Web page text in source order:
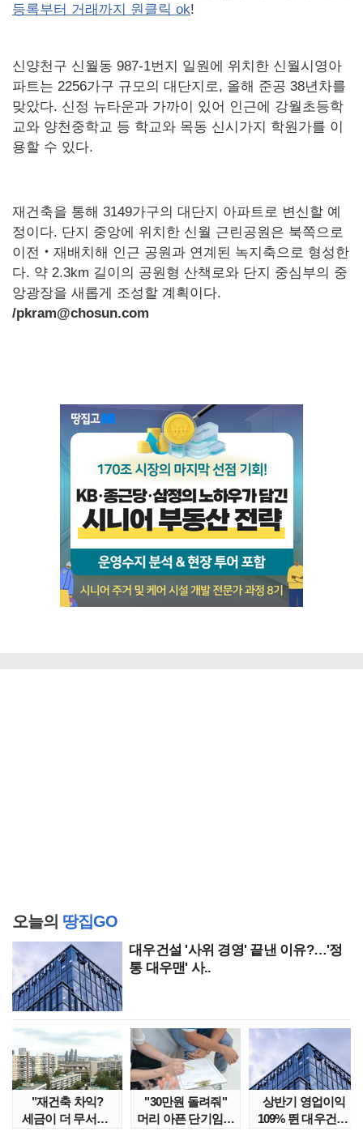
등록부터 거래까지 원클릭 ok!
신양천구 신월동 987-1번지 일원에 위치한 신월시영아
파트는 2256가구 규모의 대단지로, 올해 준공 38년차를
맞았다. 신정 뉴타운과 가까이 있어 인근에 강월초등학
교와 양천중학교 등 학교와 목동 신시가지 학원가를 이
용할 수 있다.
재건축을 통해 3149가구의 대단지 아파트로 변신할 예
정이다. 단지 중앙에 위치한 신월 근린공원은 북쪽으로
이전‧재배치해 인근 공원과 연계된 녹지축으로 형성한
다. 약 2.3km 길이의 공원형 산책로와 단지 중심부의 중
앙광장을 새롭게 조성할 계획이다.
/pkram@chosun.com
오늘의 땅집GO
대우건설 '사위 경영' 끝낸 이유?…'정
통 대우맨' 사..
"재건축 차익?
세금이 더 무서워"
"30만원 돌려줘"
머리 아픈 단기임대
상반기 영업이익
109% 뛴 대우건설,